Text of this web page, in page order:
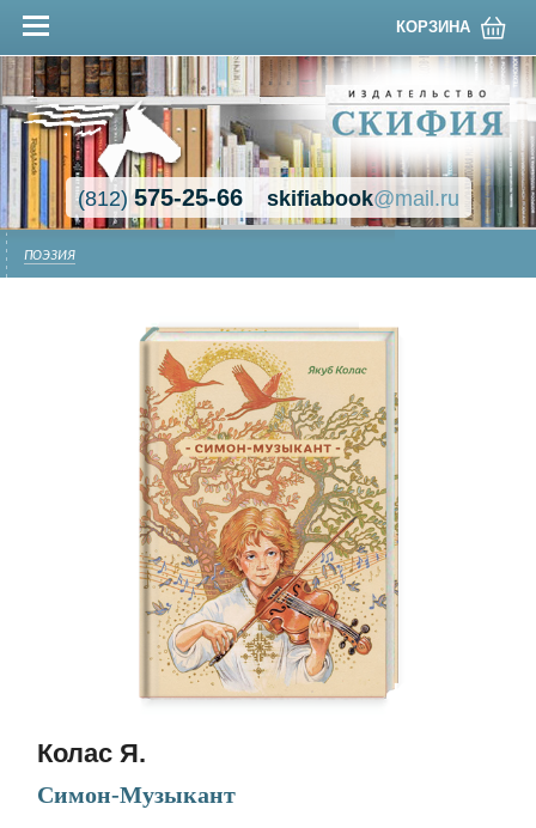
КОРЗИНА
(812)575-25-66 skifiabook@mail.ru
ПОЭЗИЯ
Колас Я.
Симон-Музыкант